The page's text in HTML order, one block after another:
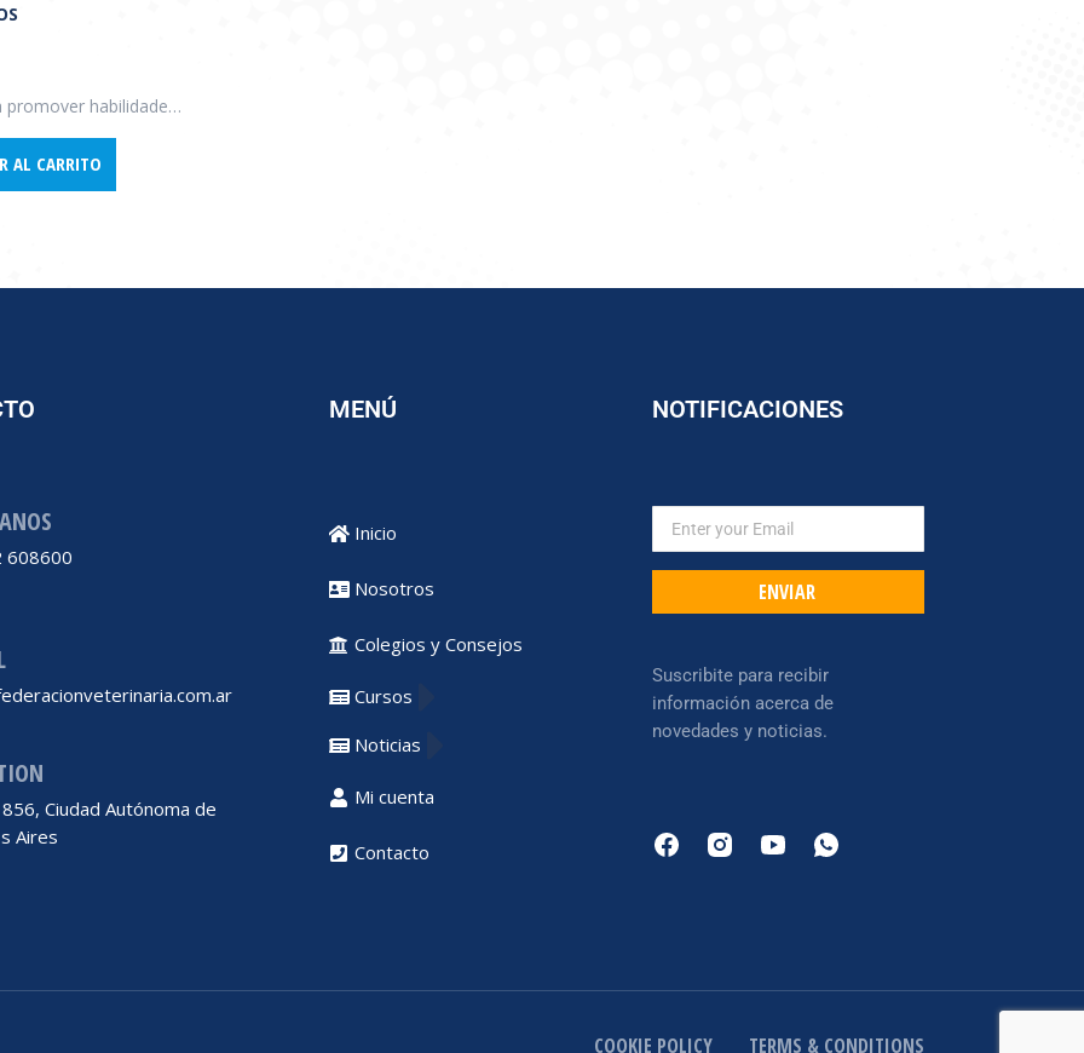
El curso busca promover habilidades y actitudes para la correcta gestión de alérgenos en establecimientos alimentarios y propiciar la integración de conceptos y criterios unificados en relación a los prerrequisitos y de análisis de peligros y puntos críticos de control (APPCC) con relación a la presencia de alérgenos en los alimentos.
AL CARRITO
608600
Ciudad Autónoma de
Aires
MENÚ
Inicio
Nosotros
Colegios y Consejos
Cursos
Noticias
Mi cuenta
Contacto
NOTIFICACIONES
ENVIAR
Suscribite para recibir
información acerca de
novedades y noticias.
COOKIE POLICY TERMS & CONDITIONS